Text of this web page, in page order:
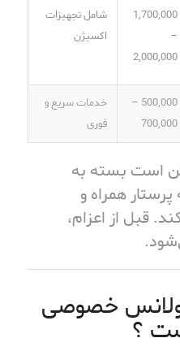
1,700,000
–
2,000,000
شامل تجهیزات
اکسیژن
500,000 –
700,000
خدمات سریع و
فوری
است بسته به
همراه و
قبل از اعزام،
خصوصی
؟